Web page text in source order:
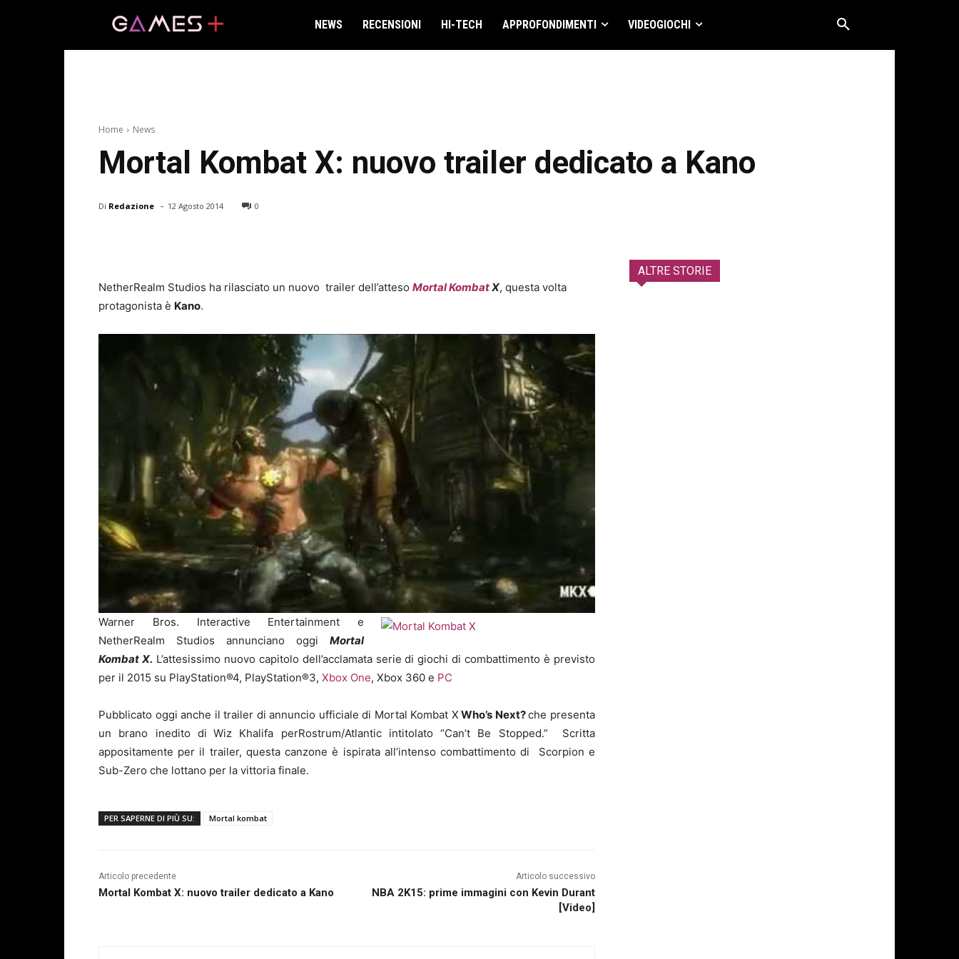
NEWS RECENSIONI HI-TECH APPROFONDIMENTI VIDEOGIOCHI
Home News
Mortal Kombat X: nuovo trailer dedicato a Kano
Di Redazione - 12 Agosto 2014 0
NetherRealm Studios ha rilasciato un nuovo trailer dell’atteso Mortal KombatX, questa volta
protagonista è Kano.
Warner Bros. Interactive Entertainment e
NetherRealm Studios annunciano oggi Mortal
Kombat X. L’attesissimo nuovo capitolo dell’acclamata serie di giochi di combattimento è previsto
per il 2015 su PlayStation®4, PlayStation®3, Xbox One, Xbox 360 e PC
Pubblicato oggi anche il trailer di annuncio ufficiale di Mortal Kombat X Who’s Next?che presenta
un brano inedito di Wiz Khalifa perRostrum/Atlantic intitolato “Can’t Be Stopped.” Scritta
appositamente per il trailer, questa canzone è ispirata all’intenso combattimento di Scorpion e
Sub-Zero che lottano per la vittoria finale.
PER SAPERNE DI PIÙ SU: Mortal kombat
Articolo precedente
Mortal Kombat X: nuovo trailer dedicato a Kano
Articolo successivo
NBA 2K15: prime immagini con Kevin Durant
[Video]
ALTRE STORIE